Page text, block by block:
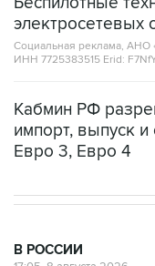
Социальная реклама, АНО
ИНН 7725383515 Erid:
Кабмин РФ
Евро 3, Евро 4
Пляжи в